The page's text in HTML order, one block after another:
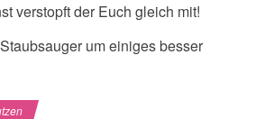
verstopft der Euch gleich mit!
um einiges besser